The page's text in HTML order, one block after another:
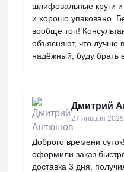
шлифовальные круги
и хорошо упаковано.
вообще топ!
объясняют, что лучше
надёжный, буду брать
Дмитрий
27 января 2025
Доброго времени
оформили заказ
доставка 3 дня,